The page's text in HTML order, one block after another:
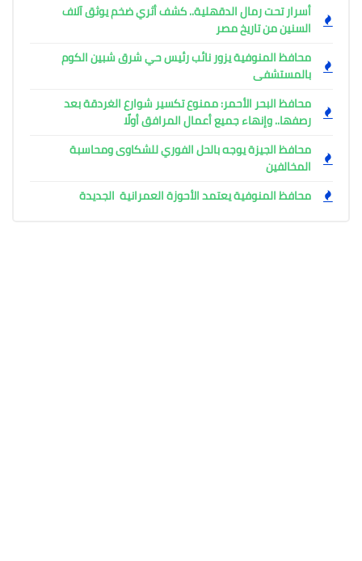
أسرار تحت رمال الدقهلية.. كشف أثري ضخم يوثق آلاف
السنين من تاريخ مصر
محافظ المنوفية يزور نائب رئيس حي شرق شبين الكوم
بالمستشفى
محافظ البحر الأحمر: ممنوع تكسير شوارع الغردقة بعد
رصفها.. وإنهاء جميع أعمال المرافق أولًا
محافظ الجيزة يوجه بالحل الفوري للشكاوى ومحاسبة
المخالفين
محافظ المنوفية يعتمد الأحوزة العمرانية الجديدة